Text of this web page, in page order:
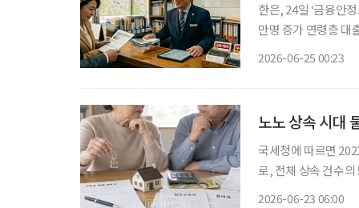
한은, 24일 ‘금융안
만명 증가 연령층 대출 96
2026-06-25 00:23
노노 상속 시대
국세청에 따르면
로, 전체 상속 건수
2026-06-23 06:00